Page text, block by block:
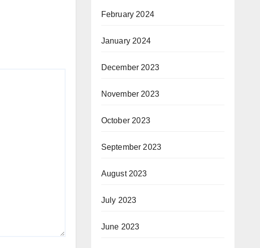
February 2024
January 2024
December 2023
November 2023
October 2023
September 2023
August 2023
July 2023
June 2023